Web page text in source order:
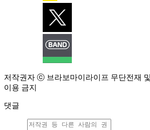
저작권자 ⓒ 브라보마이라이프 무단전재
이용 금지
댓글